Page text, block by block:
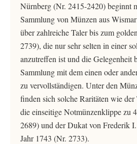
Nürnberg (Nr. 2415-2420) beginnt
Sammlung von Münzen aus
über zahlreiche Taler bis zum
2739), die nur sehr selten in einer
anzutreffen ist und die Gelegenheit
Sammlung mit dem einen oder
zu vervollständigen. Unter den
finden sich solche Raritäten wie
die einseitige Notmünzenklippe zu
2689) und der Dukat von Frederik
Jahr 1743 (Nr. 2733).